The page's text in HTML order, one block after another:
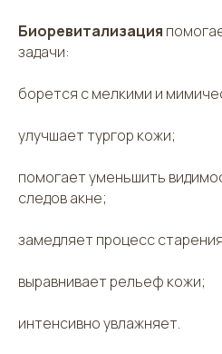
Биоревитализация
задачи:
борется с мелкими и
улучшает тургор кожи;
помогает уменьшить
следов акне;
замедляет процесс
выравнивает рельеф кожи;
интенсивно увлажняет.